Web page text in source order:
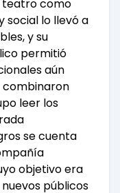
teatro como
social lo llevó a
y su
permitió
aún
combinaron
leer los
se cuenta
objetivo era
públicos